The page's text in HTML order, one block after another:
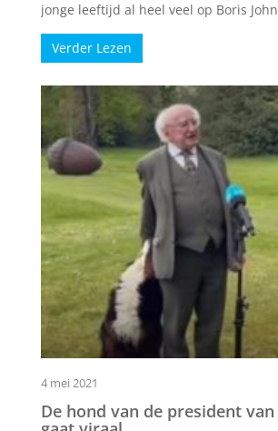
jonge leeftijd al heel veel op Boris
Verder Lezen
4 mei 2021
De hond van de president